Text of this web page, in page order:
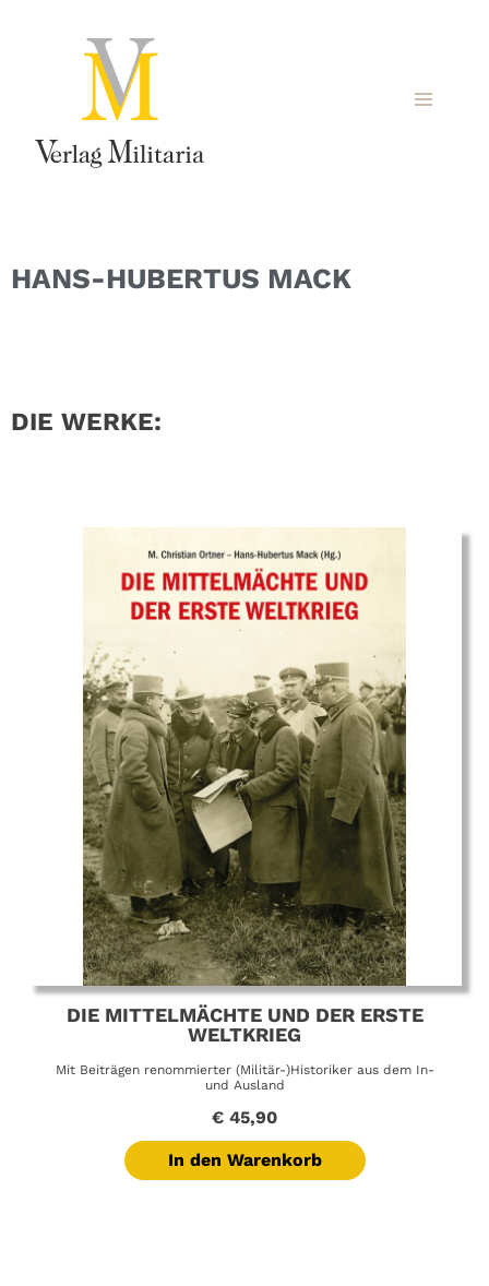
HANS-HUBERTUS MACK
DIE WERKE:
DIE MITTELMÄCHTE UND DER ERSTE
WELTKRIEG
Mit Beiträgen renommierter (Militär-)Historiker aus dem In-
und Ausland
€ 45,90
In den Warenkorb